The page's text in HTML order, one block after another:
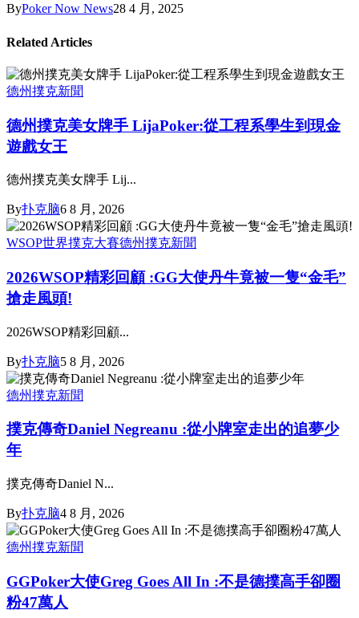
ByPoker Now News28 4 月, 2025
Related Articles
德州撲克新聞
德州撲克美女牌手 LijaPoker:從工程系學生到現金
遊戲女王
德州撲克美女牌手 Lij...
By扑克脑6 8 月, 2026
WSOP世界撲克大賽德州撲克新聞
2026WSOP精彩回顧 :GG大使丹牛竟被一隻“金毛”
搶走風頭!
2026WSOP精彩回顧...
By扑克脑5 8 月, 2026
德州撲克新聞
撲克傳奇Daniel Negreanu :從小牌室走出的追夢少
年
撲克傳奇Daniel N...
By扑克脑4 8 月, 2026
德州撲克新聞
GGPoker大使Greg Goes All In :不是德撲高手卻圈
粉47萬人